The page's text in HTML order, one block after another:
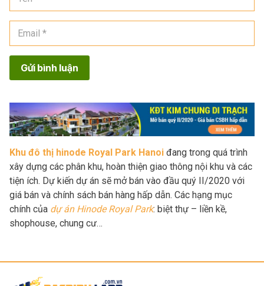
Gửi bình luận
Khu đô thị hinode Royal Park Hanoi đang trong quá trình
xây dựng các phân khu, hoàn thiện giao thông nội khu và các
tiện ích. Dự kiến dự án sẽ mở bán vào đầu quý II/2020 với
giá bán và chính sách bán hàng hấp dẫn. Các hạng mục
chính của dự án Hinode Royal Park: biệt thự – liền kề,
shophouse, chung cư…